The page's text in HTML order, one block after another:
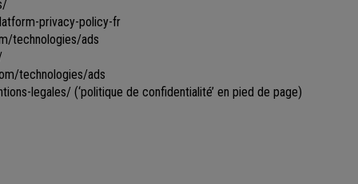
privacy-policy-fr
technologies/ads
technologies/ads
legales/ (‘politique de confidentialité’ en pied de page)